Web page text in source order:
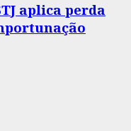
aplica perda